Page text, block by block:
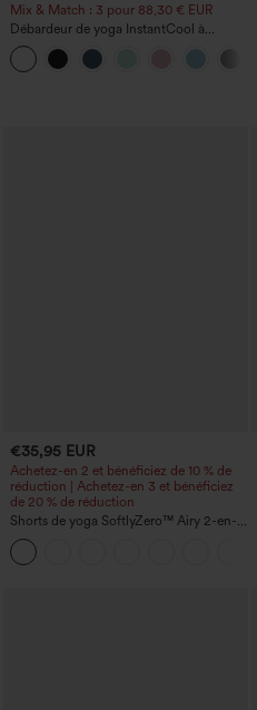
Mix & Match : 3 pour 88,30 € EUR
Débardeur de yoga InstantCool à
encolure en U et ourlet arrondi –
UPF50+
€35,95 EUR
Achetez-en 2 et bénéficiez de 10 % de
réduction | Achetez-en 3 et bénéficiez
de 20 % de réduction
Shorts de yoga SoftlyZero™ Airy 2-en-1
InstantCool, super taille haute, 7" avec
poches